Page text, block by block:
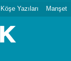
Köşe Yazıları Manşet